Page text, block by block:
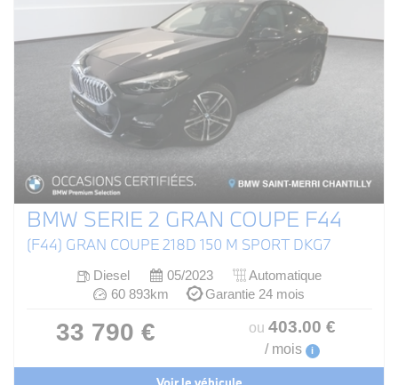
BMW SERIE 2 GRAN COUPE F44
(F44) GRAN COUPE 218D 150 M SPORT DKG7
Diesel 05/2023
Automatique
60 893km
Garantie 24 mois
33 790 € ou 403.00 €
/ mois i